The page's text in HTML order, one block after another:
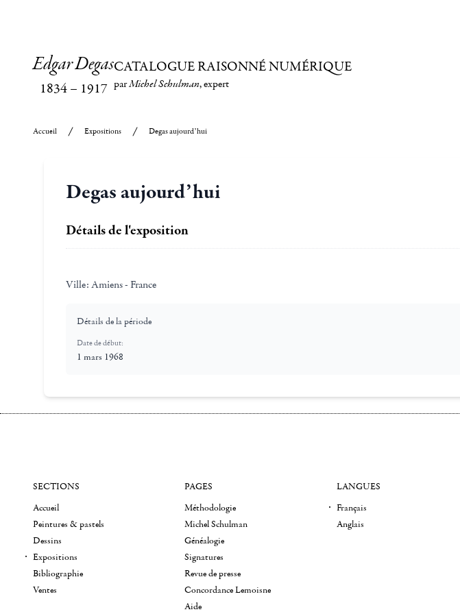
Edgar Degas
1834– 1917
CATALOGUE RAISONNÉ NUMÉRIQUE
parMichel Schulman, expert
Accueil Expositions Degas aujourd’hui
Degas aujourd’hui
Détails de l'exposition
Ville: Amiens - France
Détails de la période
Date de début:
1 mars 1968
SECTIONS
Accueil
Peintures & pastels
Dessins
Expositions
Bibliographie
Ventes
PAGES
Méthodologie
Michel Schulman
Généalogie
Signatures
Revue de presse
Concordance Lemoisne
Aide
LANGUES
Français
Anglais